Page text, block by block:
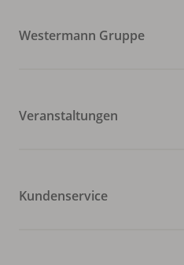
Westermann Gruppe
Veranstaltungen
Kundenservice